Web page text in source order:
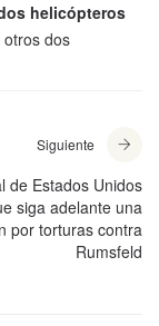
helicópteros
dos
Siguiente
de Estados Unidos
siga adelante una
por torturas contra
Rumsfeld